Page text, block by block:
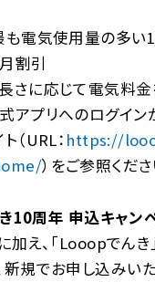
電気使用量の多い
割引
さに応じて電気料
プリへのログイン
（URL： https://
）をご参照くださ
周年 申込キャン
加え、「Looopでん
新規でお申し込みい